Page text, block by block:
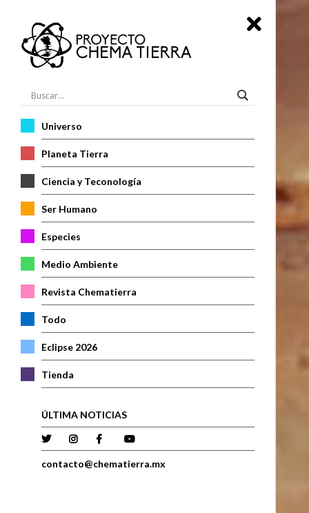
Universo
Planeta Tierra
Ciencia y Teconología
Ser Humano
Especies
Medio Ambiente
Revista Chematierra
Todo
Eclipse 2026
Tienda
ÚLTIMA NOTICIAS
contacto@chematierra.mx